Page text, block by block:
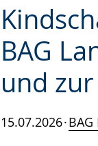
BAG
und
15.07.2026